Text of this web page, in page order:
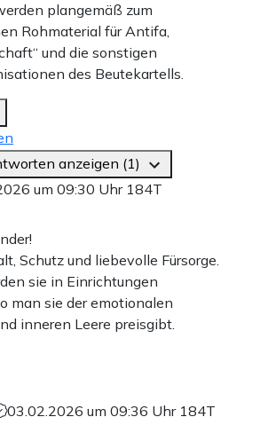
plangemäß zum
Rohmaterial für Antifa,
und die sonstigen
des Beutekartells.
anzeigen (1)
um 09:30 Uhr 184T
Schutz und liebevolle Fürsorge.
sie in Einrichtungen
man sie der emotionalen
inneren Leere preisgibt.
03.02.2026 um 09:36 Uhr 184T